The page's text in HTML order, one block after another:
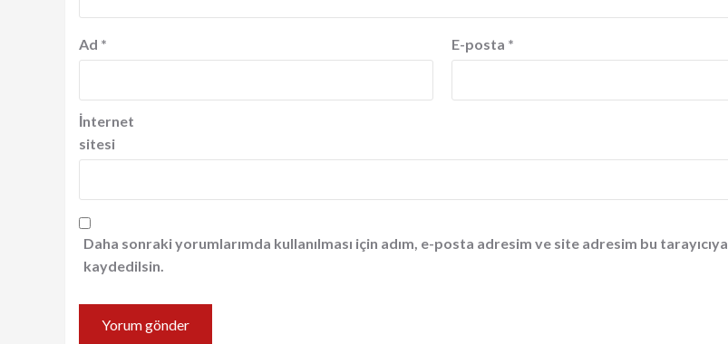
Ad * E-posta *
İnternet
sitesi
Daha sonraki yorumlarımda kullanılması için adım, e-posta adresim ve site adresim bu tarayıcıya
kaydedilsin.